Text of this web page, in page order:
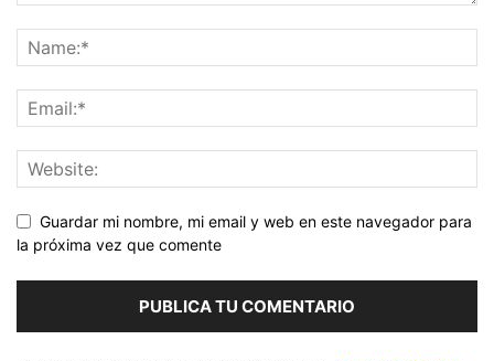
Guardar mi nombre, mi email y web en este navegador para
la próxima vez que comente